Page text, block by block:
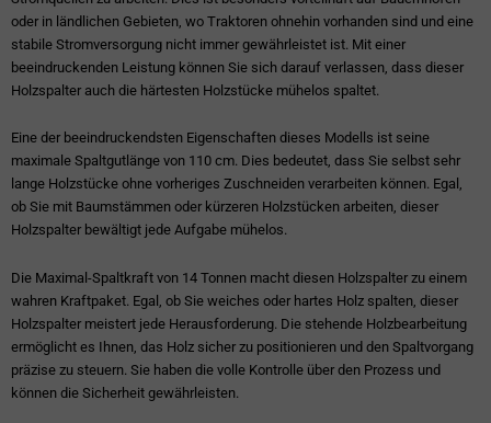
oder in ländlichen Gebieten, wo Traktoren ohnehin vorhanden sind und eine
stabile Stromversorgung nicht immer gewährleistet ist. Mit einer
beeindruckenden Leistung können Sie sich darauf verlassen, dass dieser
Holzspalter auch die härtesten Holzstücke mühelos spaltet.
Eine der beeindruckendsten Eigenschaften dieses Modells ist seine
maximale Spaltgutlänge von 110 cm. Dies bedeutet, dass Sie selbst sehr
lange Holzstücke ohne vorheriges Zuschneiden verarbeiten können. Egal,
ob Sie mit Baumstämmen oder kürzeren Holzstücken arbeiten, dieser
Holzspalter bewältigt jede Aufgabe mühelos.
Die Maximal-Spaltkraft von 14 Tonnen macht diesen Holzspalter zu einem
wahren Kraftpaket. Egal, ob Sie weiches oder hartes Holz spalten, dieser
Holzspalter meistert jede Herausforderung. Die stehende Holzbearbeitung
ermöglicht es Ihnen, das Holz sicher zu positionieren und den Spaltvorgang
präzise zu steuern. Sie haben die volle Kontrolle über den Prozess und
können die Sicherheit gewährleisten.